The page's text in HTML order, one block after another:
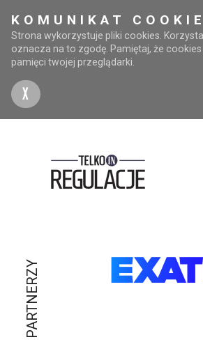
KOMUNIKAT
Strona wykorzystuje pliki cookies.
oznacza na to zgodę. Pamiętaj, że
pamięci twojej przeglądarki.
X
PARTNERZY